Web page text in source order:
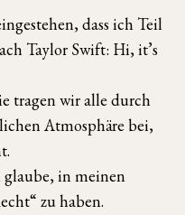
dass ich Teil
Taylor Swift: Hi, it’s
tragen wir alle durch
Atmosphäre bei,
in meinen
zu haben.